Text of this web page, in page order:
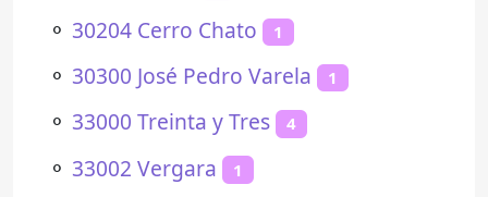
⚬ 30204 Cerro Chato 1
⚬ 30300 José Pedro Varela 1
⚬ 33000 Treinta y Tres 4
⚬ 33002 Vergara 1